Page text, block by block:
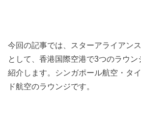
今回の記事では、スターアライアン
として、香港国際空港で3つのラウン
紹介します。シンガポール航空・タ
ド航空のラウンジです。